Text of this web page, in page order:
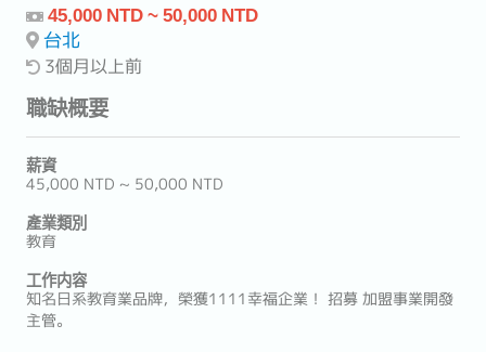
45,000 NTD ~ 50,000 NTD
台北
3個月以上前
職缺概要
薪資
45,000 NTD ~ 50,000 NTD
產業類別
教育
工作内容
知名日系教育業品牌，榮獲1111幸福企業！ 招募 加盟事業開發
主管。